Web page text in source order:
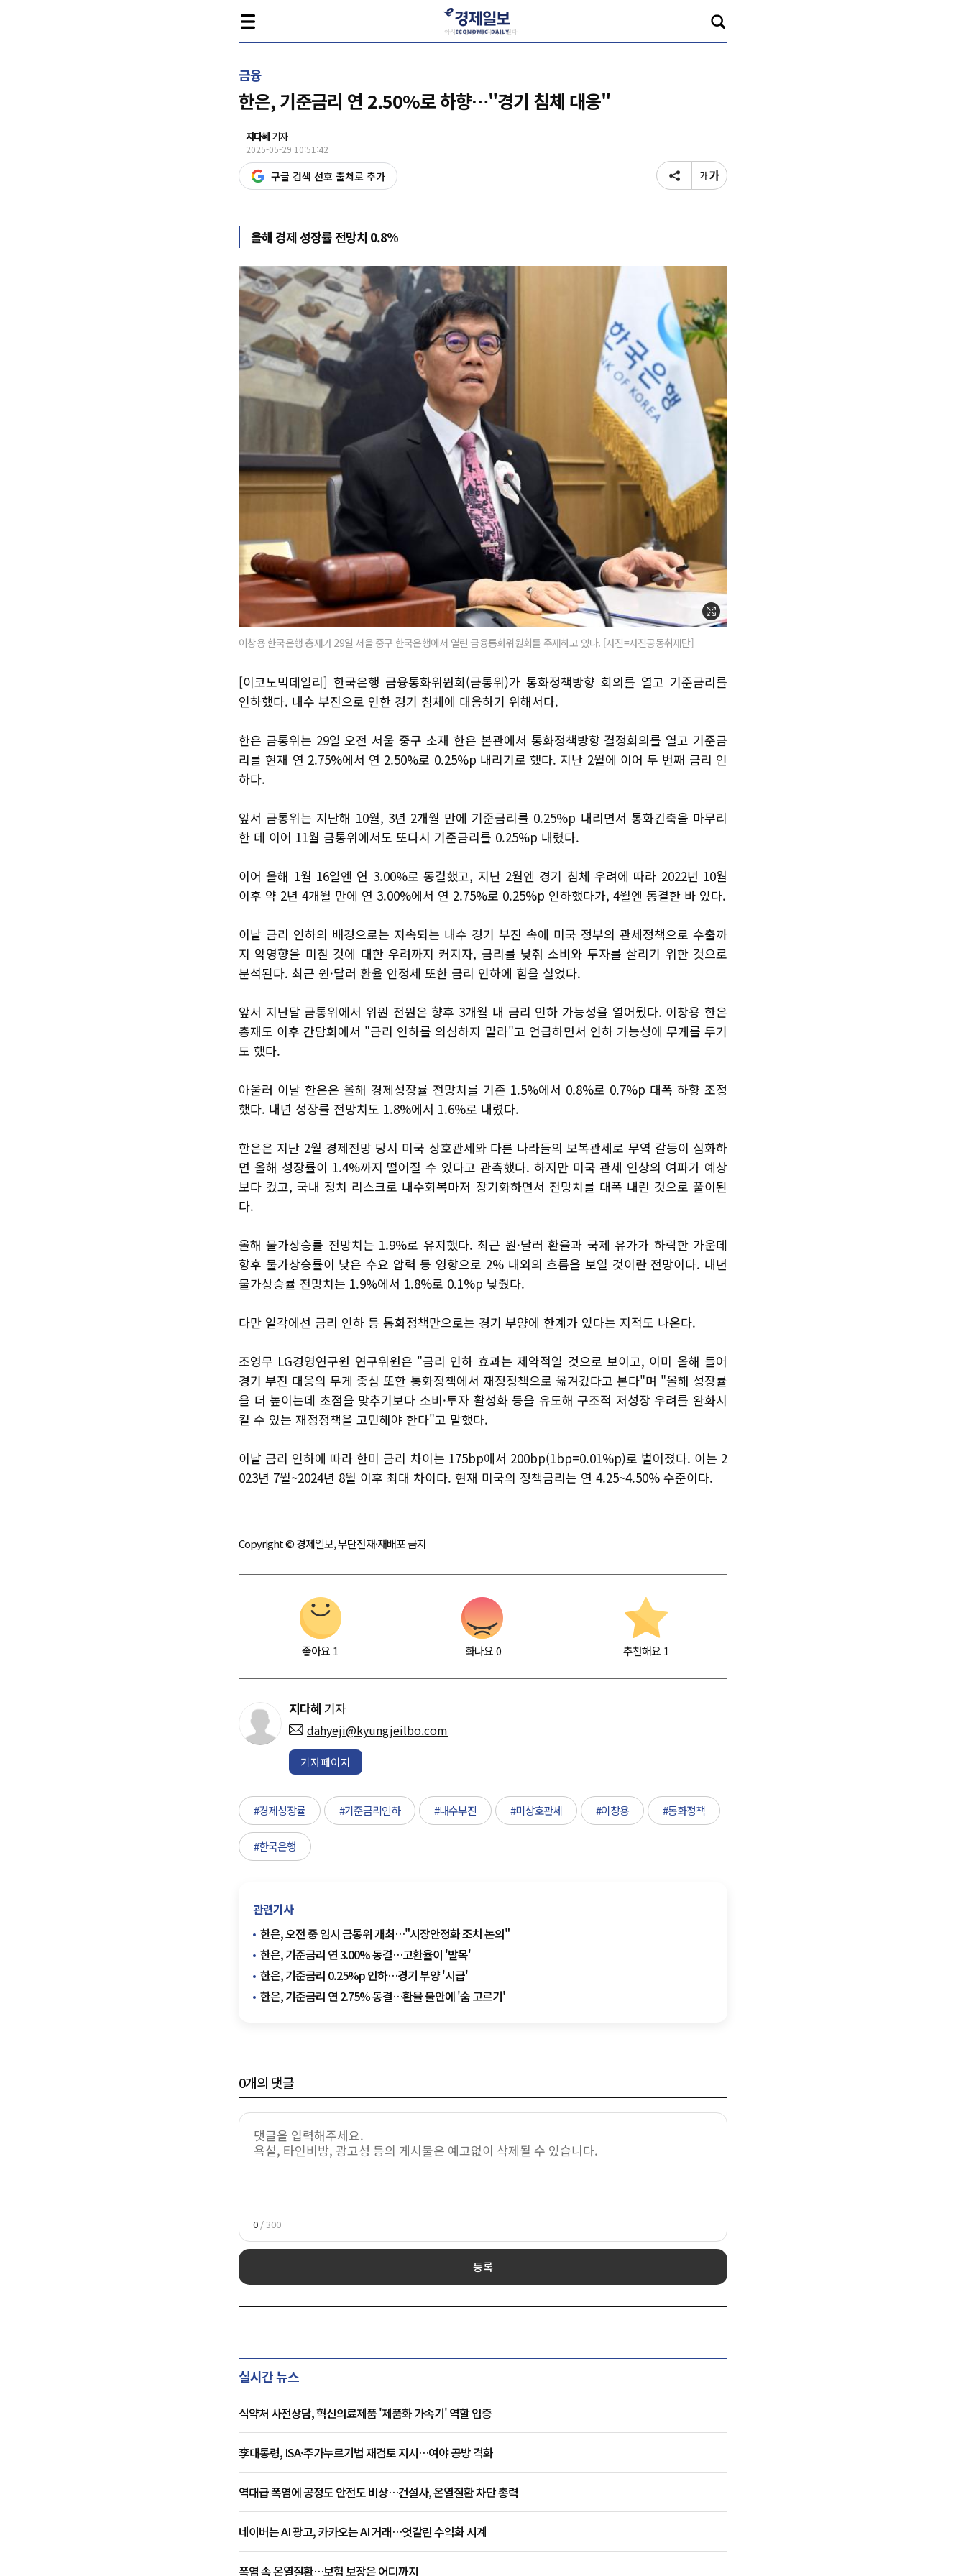
금융
한은, 기준금리 연 2.50%로 하향…"경기 침체 대응"
지다혜 기자
2025-05-29 10:51:42
구글 검색 선호 출처로 추가
올해 경제 성장률 전망치 0.8%
이창용 한국은행 총재가 29일 서울 중구 한국은행에서 열린 금융통화위원회를 주재하고 있다. [사진=사진공동취재단]
[이코노믹데일리] 한국은행 금융통화위원회(금통위)가 통화정책방향 회의를 열고 기준금리를
인하했다. 내수 부진으로 인한 경기 침체에 대응하기 위해서다.
한은 금통위는 29일 오전 서울 중구 소재 한은 본관에서 통화정책방향 결정회의를 열고 기준금
리를 현재 연 2.75%에서 연 2.50%로 0.25%p 내리기로 했다. 지난 2월에 이어 두 번째 금리 인
하다.
앞서 금통위는 지난해 10월, 3년 2개월 만에 기준금리를 0.25%p 내리면서 통화긴축을 마무리
한 데 이어 11월 금통위에서도 또다시 기준금리를 0.25%p 내렸다.
이어 올해 1월 16일엔 연 3.00%로 동결했고, 지난 2월엔 경기 침체 우려에 따라 2022년 10월
이후 약 2년 4개월 만에 연 3.00%에서 연 2.75%로 0.25%p 인하했다가, 4월엔 동결한 바 있다.
이날 금리 인하의 배경으로는 지속되는 내수 경기 부진 속에 미국 정부의 관세정책으로 수출까
지 악영향을 미칠 것에 대한 우려까지 커지자, 금리를 낮춰 소비와 투자를 살리기 위한 것으로
분석된다. 최근 원·달러 환율 안정세 또한 금리 인하에 힘을 실었다.
앞서 지난달 금통위에서 위원 전원은 향후 3개월 내 금리 인하 가능성을 열어뒀다. 이창용 한은
총재도 이후 간담회에서 "금리 인하를 의심하지 말라"고 언급하면서 인하 가능성에 무게를 두기
도 했다.
아울러 이날 한은은 올해 경제성장률 전망치를 기존 1.5%에서 0.8%로 0.7%p 대폭 하향 조정
했다. 내년 성장률 전망치도 1.8%에서 1.6%로 내렸다.
한은은 지난 2월 경제전망 당시 미국 상호관세와 다른 나라들의 보복관세로 무역 갈등이 심화하
면 올해 성장률이 1.4%까지 떨어질 수 있다고 관측했다. 하지만 미국 관세 인상의 여파가 예상
보다 컸고, 국내 정치 리스크로 내수회복마저 장기화하면서 전망치를 대폭 내린 것으로 풀이된
다.
올해 물가상승률 전망치는 1.9%로 유지했다. 최근 원·달러 환율과 국제 유가가 하락한 가운데
향후 물가상승률이 낮은 수요 압력 등 영향으로 2% 내외의 흐름을 보일 것이란 전망이다. 내년
물가상승률 전망치는 1.9%에서 1.8%로 0.1%p 낮췄다.
다만 일각에선 금리 인하 등 통화정책만으로는 경기 부양에 한계가 있다는 지적도 나온다.
조영무 LG경영연구원 연구위원은 "금리 인하 효과는 제약적일 것으로 보이고, 이미 올해 들어
경기 부진 대응의 무게 중심 또한 통화정책에서 재정정책으로 옮겨갔다고 본다"며 "올해 성장률
을 더 높이는데 초점을 맞추기보다 소비·투자 활성화 등을 유도해 구조적 저성장 우려를 완화시
킬 수 있는 재정정책을 고민해야 한다"고 말했다.
이날 금리 인하에 따라 한미 금리 차이는 175bp에서 200bp(1bp=0.01%p)로 벌어졌다. 이는 2
023년 7월~2024년 8월 이후 최대 차이다. 현재 미국의 정책금리는 연 4.25~4.50% 수준이다.
Copyright © 경제일보, 무단전재·재배포 금지
좋아요 1 화나요0 추천해요 1
지다혜 기자
dahyeji@kyungjeilbo.com
기자페이지
#경제성장률 #기준금리인하 #내수부진 #미상호관세 #이창용 #통화정책
#한국은행
관련기사
한은, 오전 중 임시 금통위 개최…"시장안정화 조치 논의"
한은, 기준금리 연 3.00% 동결…고환율이 '발목'
한은, 기준금리 0.25%p 인하…경기 부양 '시급'
한은, 기준금리 연 2.75% 동결…환율 불안에 '숨 고르기'
0개의 댓글
0 / 300
등록
실시간 뉴스
식약처 사전상담, 혁신의료제품 '제품화 가속기' 역할 입증
李대통령, ISA·주가누르기법 재검토 지시…여야 공방 격화
역대급 폭염에 공정도 안전도 비상…건설사, 온열질환 차단 총력
네이버는 AI 광고, 카카오는 AI 거래…엇갈린 수익화 시계
폭염 속 온열질환…보험 보장은 어디까지